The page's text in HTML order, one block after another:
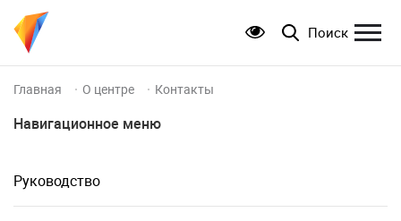
Поиск
Главная О центре Контакты
Навигационное меню
Руководство